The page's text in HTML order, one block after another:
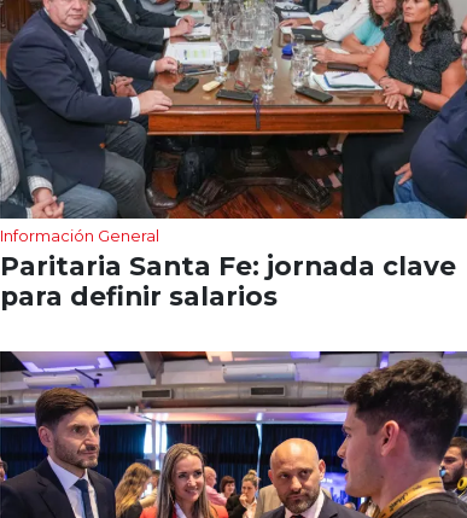
Información General
Paritaria Santa Fe: jornada clave
para definir salarios